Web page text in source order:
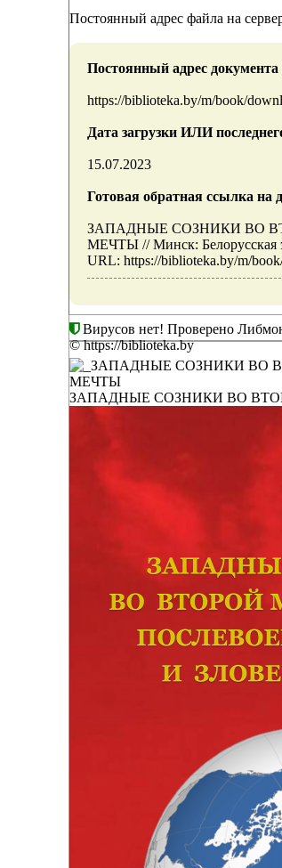
Постоянный адрес файла на
Постоянный адрес
https://biblioteka.by/m/book/
Дата загрузки ИЛИ
15.07.2023
Готовая обратная ссылка на
ЗАПАДНЫЕ СОЗНИКИ ВО
МЕЧТЫ // Минск: Белорусская
URL: https://biblioteka.by/m/
Вирусов нет! Проверено
© https://biblioteka.by
ЗАПАДНЫЕ СОЗНИКИ ВО